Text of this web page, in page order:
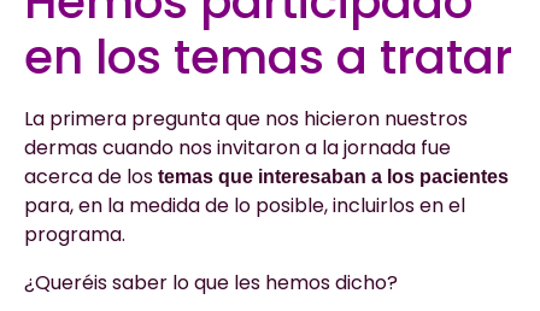
en los temas a tratar
La primera pregunta que nos hicieron nuestros
dermas cuando nos invitaron a la jornada fue
acerca de los temas que interesaban a los pacientes
para, en la medida de lo posible, incluirlos en el
programa.
¿Queréis saber lo que les hemos dicho?